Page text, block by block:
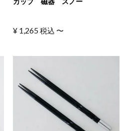
¥ 1,265税込 〜